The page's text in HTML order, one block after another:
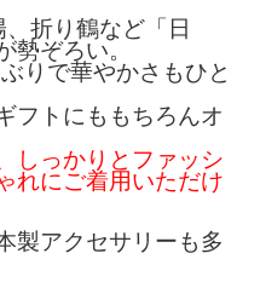
折り鶴など「日
勢ぞろい。
りで華やかさもひと
フトにももちろんオ
しっかりとファッシ
れにご着用いただけ
製アクセサリーも多